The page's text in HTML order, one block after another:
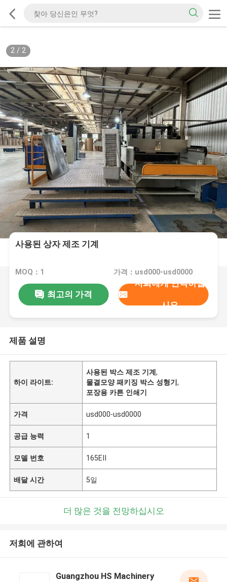
2/ 2
사용된 상자 제조 기계
MOQ：1 가격：usd000-usd0000
최고의 가격
저희에게 연락하십
시오
제품 설명
하이 라이트:
사용된 박스 제조 기계,
물결모양 패키징 박스 성형기,
포장용 카튼 인쇄기
가격 usd000-usd0000
공급 능력 1
모델 번호 165EII
배달 시간 5일
더 많은 것을 전망하십시오
저희에 관하여
Guangzhou HS Machinery